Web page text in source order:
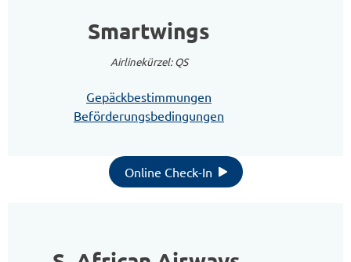
Smartwings
Airlinekürzel: QS
Gepäckbestimmungen
Beförderungsbedingungen
Online Check-In